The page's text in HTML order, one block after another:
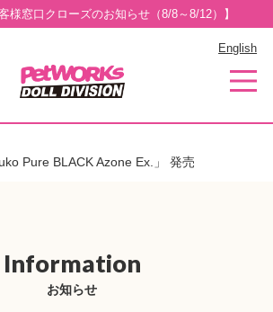
様窓口クローズのお知らせ（8/8～8/12）】
English
Pure BLACK Azone Ex.」 発売
Information
お知らせ